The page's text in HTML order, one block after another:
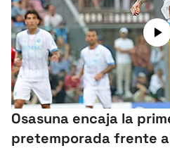
Osasuna encaja la
pretemporada frente